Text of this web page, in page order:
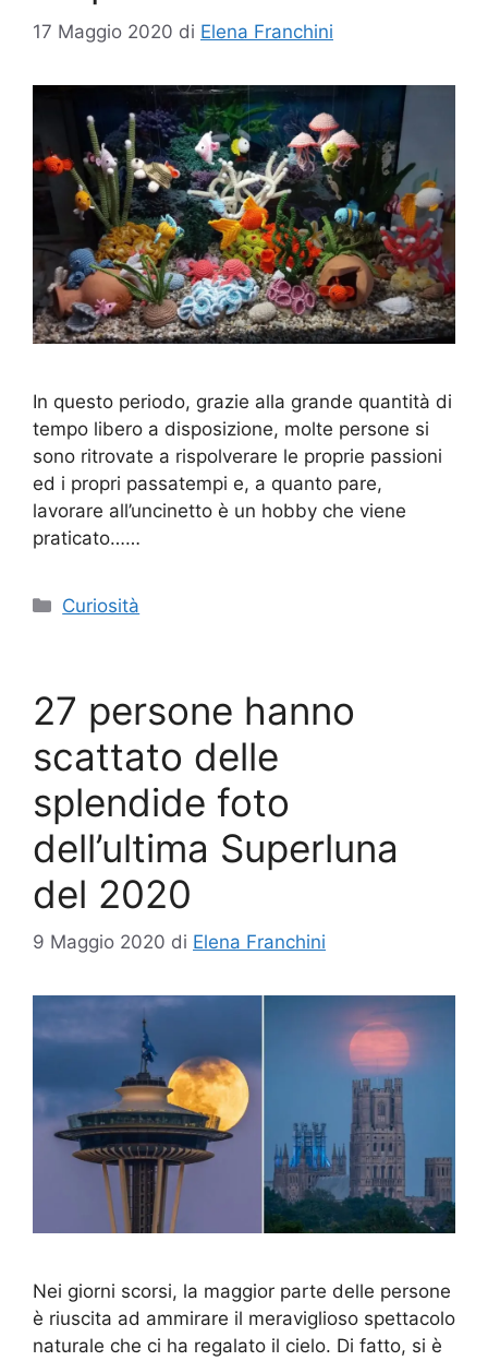
17 Maggio 2020 di Elena Franchini
In questo periodo, grazie alla grande quantità di
tempo libero a disposizione, molte persone si
sono ritrovate a rispolverare le proprie passioni
ed i propri passatempi e, a quanto pare,
lavorare all’uncinetto è un hobby che viene
praticato……
Categorie
Curiosità
27 persone hanno
scattato delle
splendide foto
dell’ultima Superluna
del 2020
9 Maggio 2020 di Elena Franchini
Nei giorni scorsi, la maggior parte delle persone
è riuscita ad ammirare il meraviglioso spettacolo
naturale che ci ha regalato il cielo. Di fatto, si è